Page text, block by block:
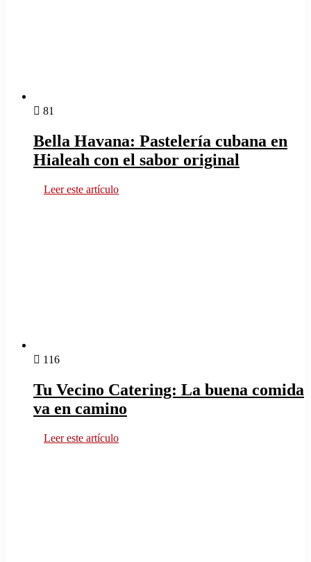
81
Bella Havana: Pastelería cubana en
Hialeah con el sabor original
Leer este artículo
116
Tu Vecino Catering: La buena comida
va en camino
Leer este artículo